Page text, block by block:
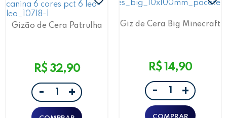
Gizão de Cera Patrulha
R$ 32,90
- +
Giz de Cera Big Minecraft
R$ 14,90
- +